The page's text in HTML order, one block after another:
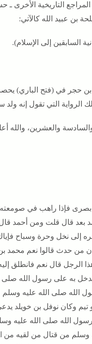
التاريخية الأخرى ـ
بن عبيد الله كالآتي:
والعشرين، والله
فإذا راهب في صومعته
بعد قال قلت ومن أحمد قال
إلى نخل وحرة وسباح
حدث قالوا نعم محمد بن
الرجل قال نعم فانطلق
به على رسول الله صلى
صلى الله عليه وسلم
تيم وكان نوفل بن خويلد
الله صلى الله عليه
وسلم من قتال من لقيه من